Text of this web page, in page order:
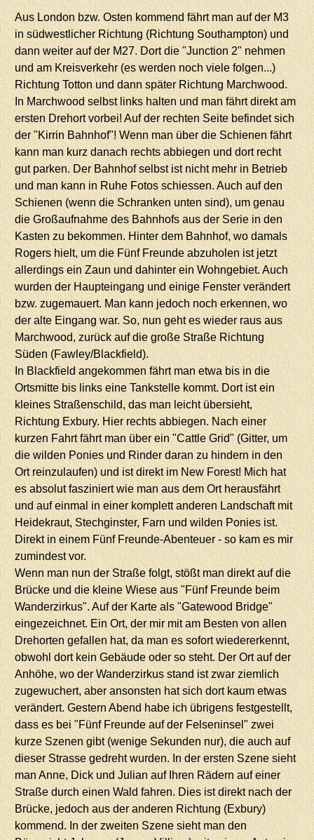
Aus London bzw. Osten kommend fährt man auf der M3
in südwestlicher Richtung (Richtung Southampton) und
dann weiter auf der M27. Dort die "Junction 2" nehmen
und am Kreisverkehr (es werden noch viele folgen...)
Richtung Totton und dann später Richtung Marchwood.
In Marchwood selbst links halten und man fährt direkt am
ersten Drehort vorbei! Auf der rechten Seite befindet sich
der "Kirrin Bahnhof"! Wenn man über die Schienen fährt
kann man kurz danach rechts abbiegen und dort recht
gut parken. Der Bahnhof selbst ist nicht mehr in Betrieb
und man kann in Ruhe Fotos schiessen. Auch auf den
Schienen (wenn die Schranken unten sind), um genau
die Großaufnahme des Bahnhofs aus der Serie in den
Kasten zu bekommen. Hinter dem Bahnhof, wo damals
Rogers hielt, um die Fünf Freunde abzuholen ist jetzt
allerdings ein Zaun und dahinter ein Wohngebiet. Auch
wurden der Haupteingang und einige Fenster verändert
bzw. zugemauert. Man kann jedoch noch erkennen, wo
der alte Eingang war. So, nun geht es wieder raus aus
Marchwood, zurück auf die große Straße Richtung
Süden (Fawley/Blackfield).
In Blackfield angekommen fährt man etwa bis in die
Ortsmitte bis links eine Tankstelle kommt. Dort ist ein
kleines Straßenschild, das man leicht übersieht,
Richtung Exbury. Hier rechts abbiegen. Nach einer
kurzen Fahrt fährt man über ein "Cattle Grid" (Gitter, um
die wilden Ponies und Rinder daran zu hindern in den
Ort reinzulaufen) und ist direkt im New Forest! Mich hat
es absolut fasziniert wie man aus dem Ort herausfährt
und auf einmal in einer komplett anderen Landschaft mit
Heidekraut, Stechginster, Farn und wilden Ponies ist.
Direkt in einem Fünf Freunde-Abenteuer - so kam es mir
zumindest vor.
Wenn man nun der Straße folgt, stößt man direkt auf die
Brücke und die kleine Wiese aus "Fünf Freunde beim
Wanderzirkus". Auf der Karte als "Gatewood Bridge"
eingezeichnet. Ein Ort, der mir mit am Besten von allen
Drehorten gefallen hat, da man es sofort wiedererkennt,
obwohl dort kein Gebäude oder so steht. Der Ort auf der
Anhöhe, wo der Wanderzirkus stand ist zwar ziemlich
zugewuchert, aber ansonsten hat sich dort kaum etwas
verändert. Gestern Abend habe ich übrigens festgestellt,
dass es bei "Fünf Freunde auf der Felseninsel" zwei
kurze Szenen gibt (wenige Sekunden nur), die auch auf
dieser Strasse gedreht wurden. In der ersten Szene sieht
man Anne, Dick und Julian auf Ihren Rädern auf einer
Straße durch einen Wald fahren. Dies ist direkt nach der
Brücke, jedoch aus der anderen Richtung (Exbury)
kommend. In der zweiten Szene sieht man den